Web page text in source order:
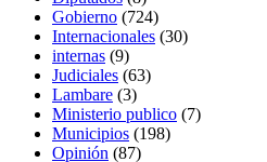
Gobierno (724)
Internacionales (30)
internas (9)
Judiciales (63)
Lambare (3)
Ministerio publico (7)
Municipios (198)
Opinión (87)